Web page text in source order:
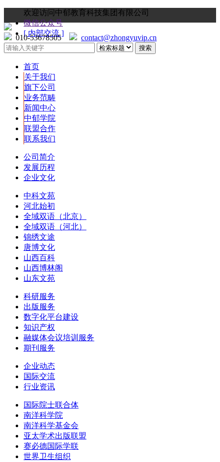
欢迎访问中郁教育科技集团有限公司
微信公众号
[ 内部交流 ]
010-53678505 contact@zhongyuvip.cn
首页
关于我们
旗下公司
业务范畴
新闻中心
中郁学院
联盟合作
联系我们
公司简介
发展历程
企业文化
中科文苑
河北始初
全域双语（北京）
全域双语（河北）
锦绣文途
唐博文化
山西百科
山西博林阁
山东文苑
科研服务
出版服务
数字化平台建设
知识产权
融媒体会议培训服务
期刊服务
企业动态
国际交流
行业资讯
国际院士联合体
南洋科学院
南洋科学基金会
亚太学术出版联盟
赛必德国际学联
世界卫生组织